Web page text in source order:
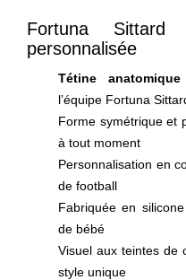
Fortuna Sittard
personnalisée
Tétine anatomique
l’équipe Fortuna
Forme symétrique et
à tout moment
Personnalisation en
de football
Fabriquée en
de bébé
Visuel aux teintes de
style unique